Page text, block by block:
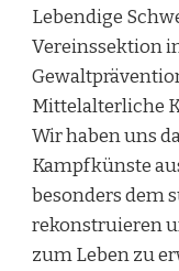
Lebendige
Vereinssektion
Mittelalterliche
Wir haben uns
Kampfkünste
besonders dem
rekonstruieren
zum Leben zu